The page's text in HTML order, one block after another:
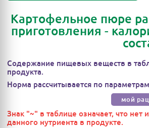
Картофельное пюре
приготовления -
Содержание пищевых веществ в
продукта.
Норма рассчитывается по
мой
Знак "~" в таблице означает, что
данного нутриента в продукте.